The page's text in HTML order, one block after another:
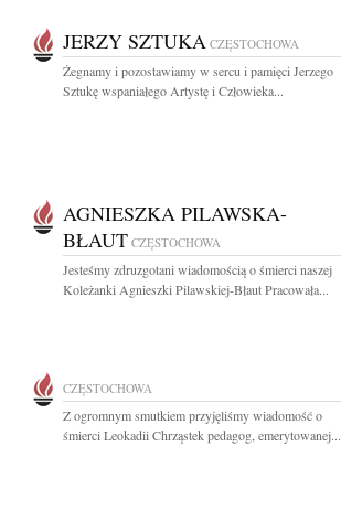
JERZY SZTUKA CZĘSTOCHOWA
Żegnamy i pozostawiamy w sercu i pamięci Jerzego
Sztukę wspaniałego Artystę i Człowieka...
AGNIESZKA PILAWSKA-
BŁAUT CZĘSTOCHOWA
Jesteśmy zdruzgotani wiadomością o śmierci naszej
Koleżanki Agnieszki Pilawskiej-Błaut Pracowała...
CZĘSTOCHOWA
Z ogromnym smutkiem przyjęliśmy wiadomość o
śmierci Leokadii Chrząstek pedagog, emerytowanej...